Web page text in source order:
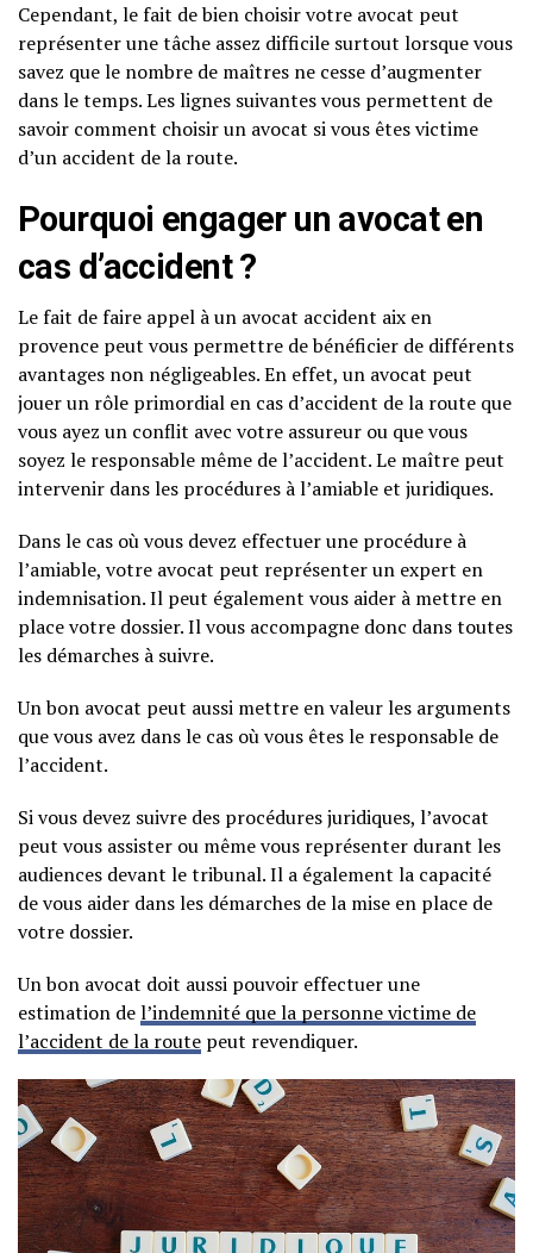
Cependant, le fait de bien choisir votre avocat peut
représenter une tâche assez difficile surtout lorsque vous
savez que le nombre de maîtres ne cesse d’augmenter
dans le temps. Les lignes suivantes vous permettent de
savoir comment choisir un avocat si vous êtes victime
d’un accident de la route.
Pourquoi engager un avocat en
cas d’accident ?
Le fait de faire appel à un avocat accident aix en
provence peut vous permettre de bénéficier de différents
avantages non négligeables. En effet, un avocat peut
jouer un rôle primordial en cas d’accident de la route que
vous ayez un conflit avec votre assureur ou que vous
soyez le responsable même de l’accident. Le maître peut
intervenir dans les procédures à l’amiable et juridiques.
Dans le cas où vous devez effectuer une procédure à
l’amiable, votre avocat peut représenter un expert en
indemnisation. Il peut également vous aider à mettre en
place votre dossier. Il vous accompagne donc dans toutes
les démarches à suivre.
Un bon avocat peut aussi mettre en valeur les arguments
que vous avez dans le cas où vous êtes le responsable de
l’accident.
Si vous devez suivre des procédures juridiques, l’avocat
peut vous assister ou même vous représenter durant les
audiences devant le tribunal. Il a également la capacité
de vous aider dans les démarches de la mise en place de
votre dossier.
Un bon avocat doit aussi pouvoir effectuer une
estimation del’indemnité que la personne victime de
l’accident de la route peut revendiquer.